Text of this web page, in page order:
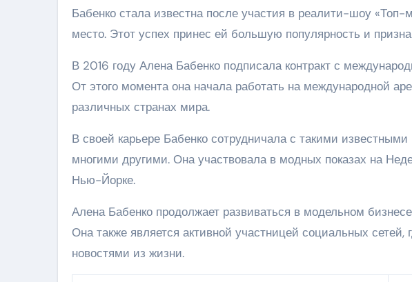
Бабенко стала известна после участия в реалити-шоу «Топ-
место. Этот успех принес ей большую популярность и
В 2016 году Алена Бабенко подписала контракт с
От этого момента она начала работать на международной
различных странах мира.
В своей карьере Бабенко сотрудничала с такими
многими другими. Она участвовала в модных показах на
Нью-Йорке.
Алена Бабенко продолжает развиваться в модельном
Она также является активной участницей социальных
новостями из жизни.